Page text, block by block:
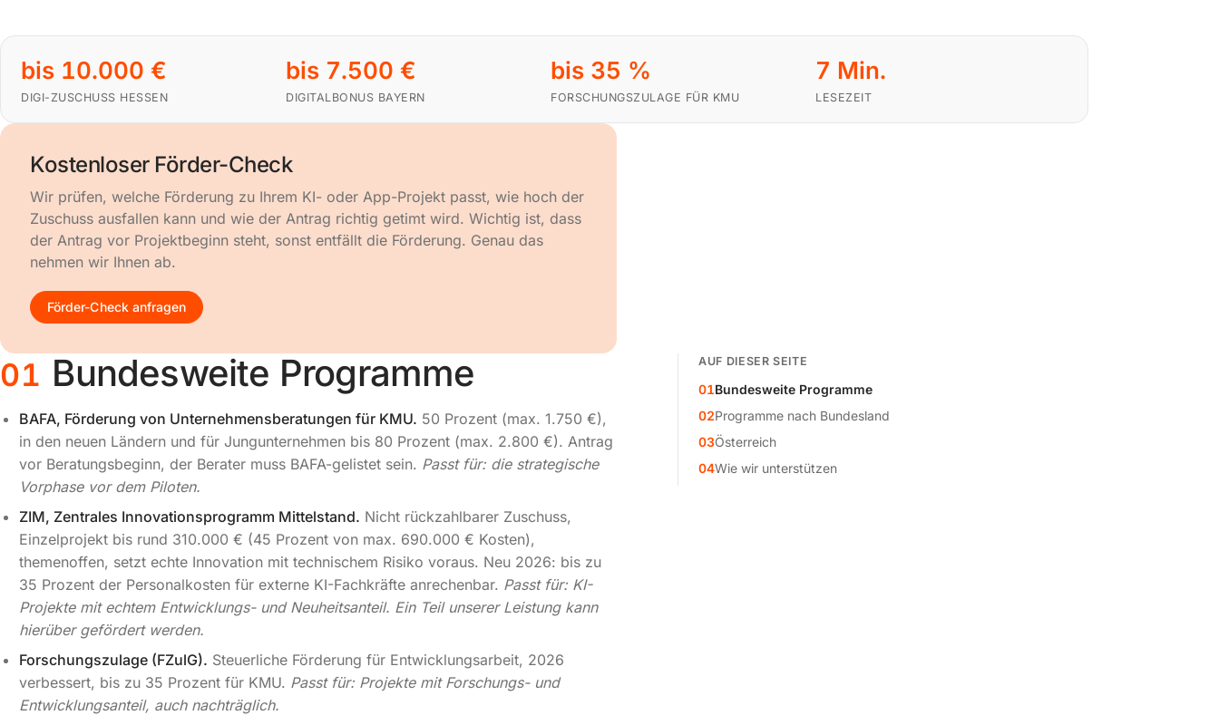
DIGI-ZUSCHUSS HESSEN
bis 10.000 €
DIGITALBONUS BAYERN
bis 7.500 €
FORSCHUNGSZULAGE FÜR KMU
bis 35 %
LESEZEIT
7 Min.
Kostenloser Förder-Check
Wir prüfen, welche Förderung zu Ihrem KI- oder App-Projekt passt, wie hoch der
Zuschuss ausfallen kann und wie der Antrag richtig getimt wird. Wichtig ist, dass
der Antrag vor Projektbeginn steht, sonst entfällt die Förderung. Genau das
nehmen wir Ihnen ab.
Förder-Check anfragen
01 Bundesweite Programme
BAFA, Förderung von Unternehmensberatungen für KMU. 50 Prozent (max. 1.750 €),
in den neuen Ländern und für Jungunternehmen bis 80 Prozent (max. 2.800 €). Antrag
vor Beratungsbeginn, der Berater muss BAFA-gelistet sein. Passt für: die strategische
Vorphase vor dem Piloten.
ZIM, Zentrales Innovationsprogramm Mittelstand. Nicht rückzahlbarer Zuschuss,
Einzelprojekt bis rund 310.000 € (45 Prozent von max. 690.000 € Kosten),
themenoffen, setzt echte Innovation mit technischem Risiko voraus. Neu 2026: bis zu
35 Prozent der Personalkosten für externe KI-Fachkräfte anrechenbar. Passt für: KI-
Projekte mit echtem Entwicklungs- und Neuheitsanteil. Ein Teil unserer Leistung kann
hierüber gefördert werden.
Forschungszulage (FZulG). Steuerliche Förderung für Entwicklungsarbeit, 2026
verbessert, bis zu 35 Prozent für KMU. Passt für: Projekte mit Forschungs- und
Entwicklungsanteil, auch nachträglich.
AUF DIESER SEITE
01Bundesweite Programme
02Programme nach Bundesland
03Österreich
04Wie wir unterstützen